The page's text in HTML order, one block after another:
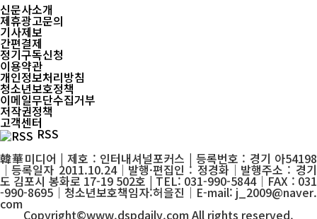
신문사소개
제휴광고문의
기사제보
간편결제
정기구독신청
이용약관
개인정보처리방침
청소년보호정책
이메일무단수집거부
저작권정책
고객센터
RSS
韓華미디어 | 제호 : 인터내셔널포커스 | 등록번호 : 경기 아54198
│등록일자 2011.10.24│발행·편집인 : 정경화│발행주소 : 경기
도 김포시 봉화로 17-19 502호 | TEL: 031-990-5844│FAX : 031
-990-8695│청소년보호책임자:허을진│E-mail: j_2009@naver.
com
Copyright©www.dspdaily.com All rights reserved.